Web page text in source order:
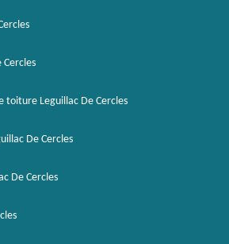
Cercles
toiture Leguillac De Cercles
De Cercles
De Cercles